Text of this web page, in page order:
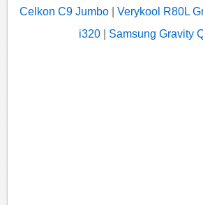
Celkon C9 Jumbo
Verykool R80L
i320
Samsung Gravity